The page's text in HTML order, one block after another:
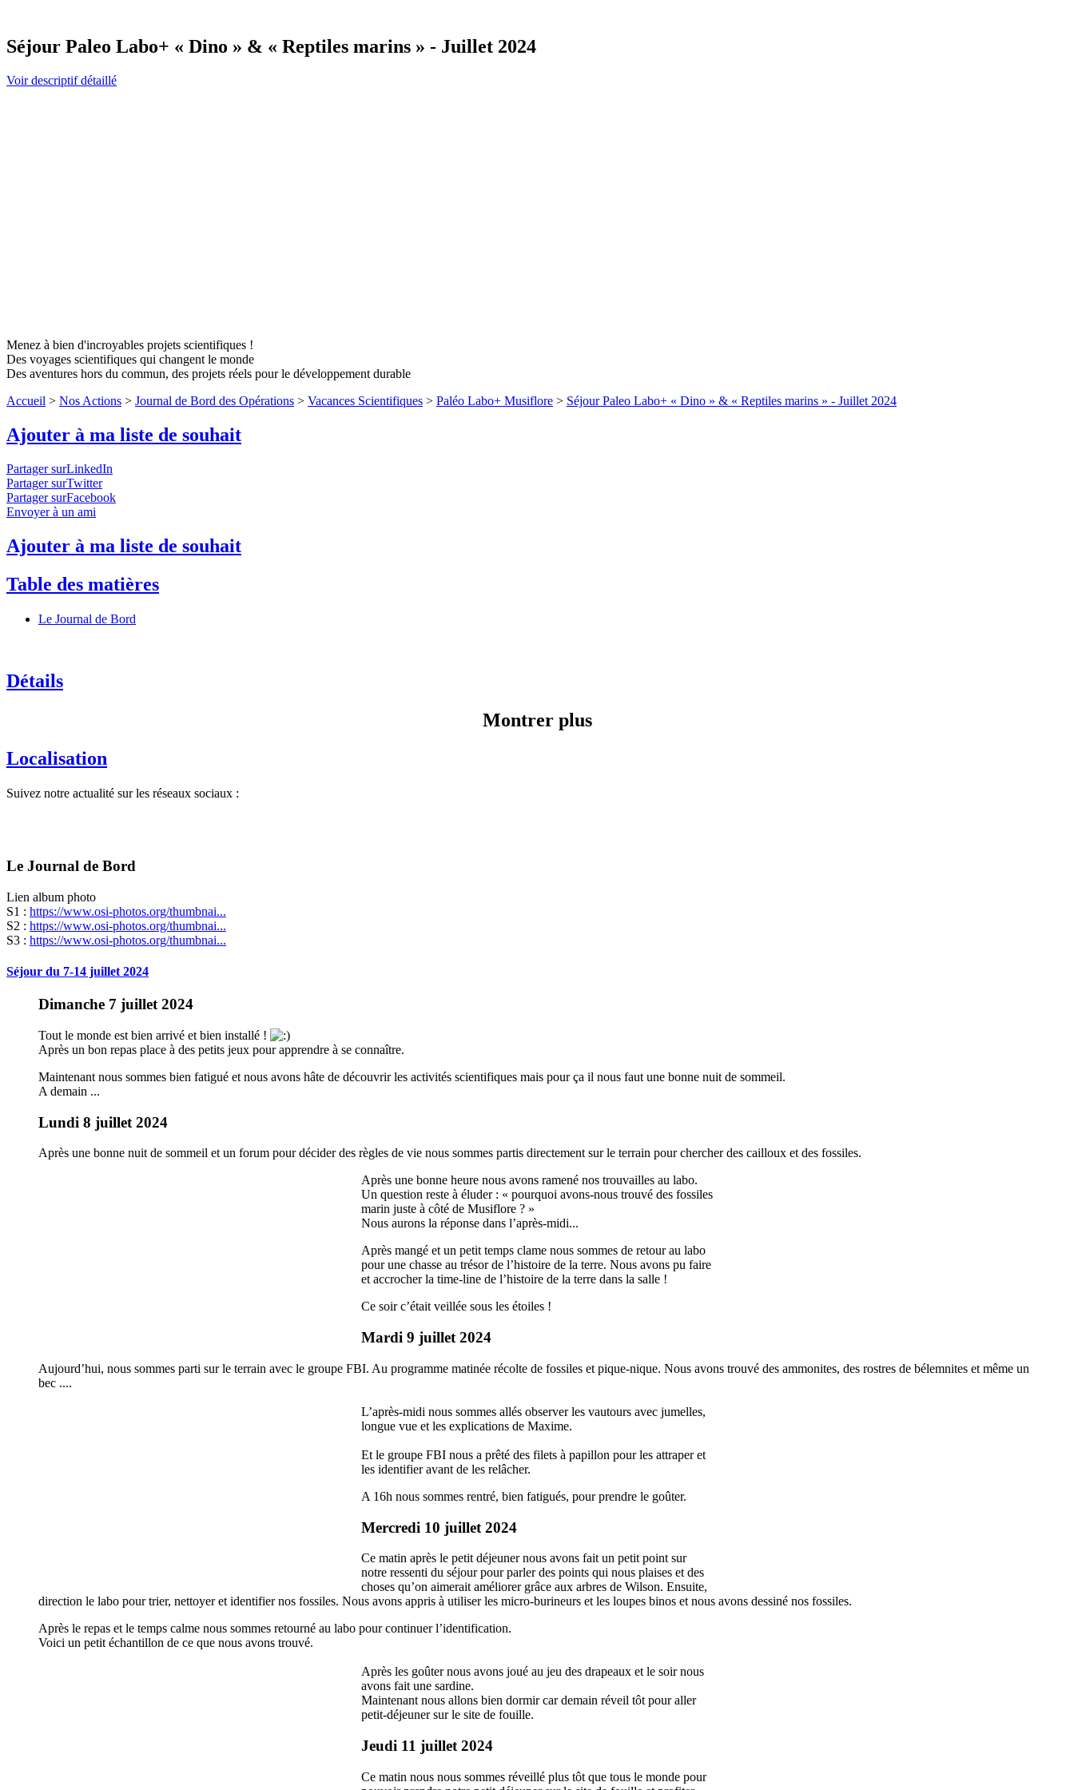
Séjour Paleo Labo+ « Dino » & « Reptiles marins » - Juillet 2024
Voir descriptif détaillé
Menez à bien d'incroyables projets scientifiques !
Des voyages scientifiques qui changent le monde
Des aventures hors du commun, des projets réels pour le développement durable
Accueil > Nos Actions > Journal de Bord des Opérations > Vacances Scientifiques > Paléo Labo+ Musiflore > Séjour Paleo Labo+ « Dino » & « Reptiles marins » - Juillet 2024
Ajouter à ma liste de souhait
Partager surLinkedIn
Partager surTwitter
Partager surFacebook
Envoyer à un ami
Ajouter à ma liste de souhait
Table des matières
Le Journal de Bord
Détails
Montrer plus
Localisation
Suivez notre actualité sur les réseaux sociaux :
Le Journal de Bord
Lien album photo
S1 : https://www.osi-photos.org/thumbnai...
S2 : https://www.osi-photos.org/thumbnai...
S3 : https://www.osi-photos.org/thumbnai...
Séjour du 7-14 juillet 2024
Dimanche 7 juillet 2024
Tout le monde est bien arrivé et bien installé !
Après un bon repas place à des petits jeux pour apprendre à se connaître.
Maintenant nous sommes bien fatigué et nous avons hâte de découvrir les activités scientifiques mais pour ça il nous faut une bonne nuit de sommeil.
A demain ...
Lundi 8 juillet 2024
Après une bonne nuit de sommeil et un forum pour décider des règles de vie nous sommes partis directement sur le terrain pour chercher des cailloux et des fossiles.
Après une bonne heure nous avons ramené nos trouvailles au labo.
Un question reste à éluder : « pourquoi avons-nous trouvé des fossiles
marin juste à côté de Musiflore ? »
Nous aurons la réponse dans l’après-midi...
Après mangé et un petit temps clame nous sommes de retour au labo
pour une chasse au trésor de l’histoire de la terre. Nous avons pu faire
et accrocher la time-line de l’histoire de la terre dans la salle !
Ce soir c’était veillée sous les étoiles !
Mardi 9 juillet 2024
Aujourd’hui, nous sommes parti sur le terrain avec le groupe FBI. Au programme matinée récolte de fossiles et pique-nique. Nous avons trouvé des ammonites, des rostres de bélemnites et même un
bec ....
L’après-midi nous sommes allés observer les vautours avec jumelles,
longue vue et les explications de Maxime.
Et le groupe FBI nous a prêté des filets à papillon pour les attraper et
les identifier avant de les relâcher.
A 16h nous sommes rentré, bien fatigués, pour prendre le goûter.
Mercredi 10 juillet 2024
Ce matin après le petit déjeuner nous avons fait un petit point sur
notre ressenti du séjour pour parler des points qui nous plaises et des
choses qu’on aimerait améliorer grâce aux arbres de Wilson. Ensuite,
direction le labo pour trier, nettoyer et identifier nos fossiles. Nous avons appris à utiliser les micro-burineurs et les loupes binos et nous avons dessiné nos fossiles.
Après le repas et le temps calme nous sommes retourné au labo pour continuer l’identification.
Voici un petit échantillon de ce que nous avons trouvé.
Après les goûter nous avons joué au jeu des drapeaux et le soir nous
avons fait une sardine.
Maintenant nous allons bien dormir car demain réveil tôt pour aller
petit-déjeuner sur le site de fouille.
Jeudi 11 juillet 2024
Ce matin nous nous sommes réveillé plus tôt que tous le monde pour